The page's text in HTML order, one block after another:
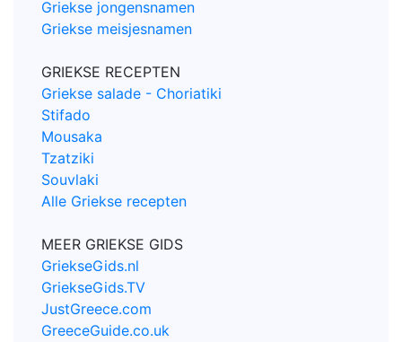
Griekse jongensnamen
Griekse meisjesnamen
GRIEKSE RECEPTEN
Griekse salade - Choriatiki
Stifado
Mousaka
Tzatziki
Souvlaki
Alle Griekse recepten
MEER GRIEKSE GIDS
GriekseGids.nl
GriekseGids.TV
JustGreece.com
GreeceGuide.co.uk